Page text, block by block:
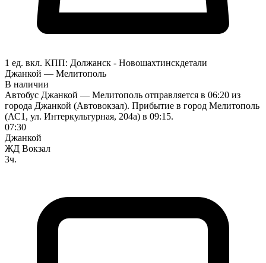
1 ед. вкл. КПП: Должанск - Новошахтинскдетали
Джанкой — Мелитополь
В наличии
Автобус Джанкой — Мелитополь отправляется в 06:20 из
города Джанкой (Автовокзал). Прибытие в город Мелитополь
(АС1, ул. Интеркультурная, 204а) в 09:15.
07:30
Джанкой
ЖД Вокзал
3ч.